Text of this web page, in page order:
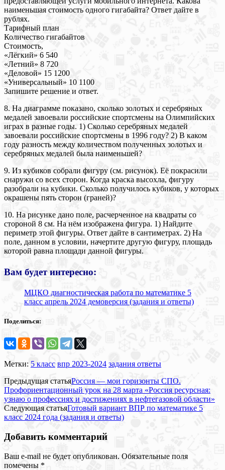
наименьшая стоимость одного гигабайта? Ответ дайте в
рублях.
Тарифный план
Количество гигабайтов
Стоимость,
«Лёгкий» 6 540
«Летний» 8 720
«Деловой» 15 1200
«Универсальный» 10 1100
Запишите решение и ответ.
8. На диаграмме показано, сколько золотых и серебряных
медалей завоевали российские спортсмены на Олимпийских
играх в разные годы. 1) Сколько серебряных медалей
завоевали российские спортсмены в 1996 году? 2) В каком
году разность между количеством полученных золотых и
серебряных медалей была наименьшей?
9. Из кубиков собрали фигуру (см. рисунок). Её покрасили
снаружи со всех сторон. Когда краска высохла, фигуру
разобрали на кубики. Сколько получилось кубиков, у которых
окрашены пять сторон (граней)?
10. На рисунке дано поле, расчерченное на квадраты со
стороной 8 см. На нём изображена фигура. 1) Найдите
периметр этой фигуры. Ответ дайте в сантиметрах. 2) На
поле, данном в условии, начертите другую фигуру, площадь
которой равна площади данной фигуры.
Вам будет интересно:
МЦКО диагностическая работа по математике 5
класс апрель 2024 демоверсия (задания и ответы)
Поделиться:
Метки: 5 класс впр 2023-2024 задания ответы
Предыдущая статьяРоссия — мои горизонты СПО.
Профориентационный урок на 28 марта «Россия ресурсная:
узнаю о профессиях и достижениях в нефтегазовой области»
Следующая статьяГотовый вариант ВПР по математике 5
класс 2024 года (задания и ответы)
Добавить комментарий
Ваш e-mail не будет опубликован. Обязательные поля
помечены *